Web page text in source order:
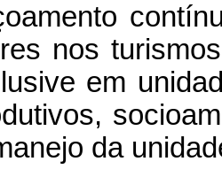
nos
em
da